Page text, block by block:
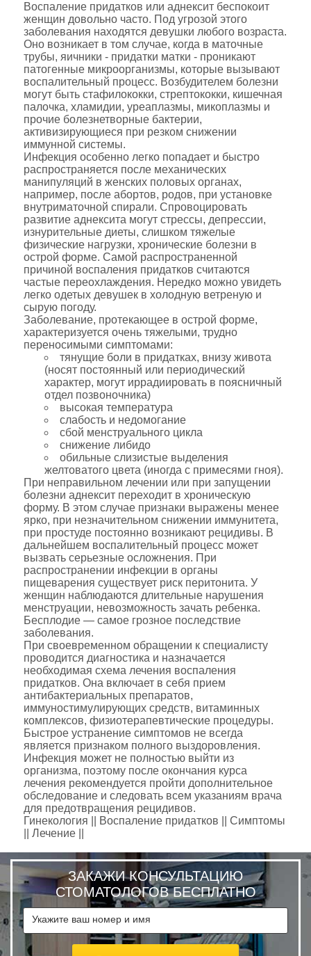
Воспаление придатков или аднексит беспокоит
женщин довольно часто. Под угрозой этого
заболевания находятся девушки любого возраста.
Оно возникает в том случае, когда в маточные
трубы, яичники - придатки матки - проникают
патогенные микроорганизмы, которые вызывают
воспалительный процесс. Возбудителем болезни
могут быть стафилококки, стрептококки, кишечная
палочка, хламидии, уреаплазмы, микоплазмы и
прочие болезнетворные бактерии,
активизирующиеся при резком снижении
иммунной системы.
Инфекция особенно легко попадает и быстро
распространяется после механических
манипуляций в женских половых органах,
например, после абортов, родов, при установке
внутриматочной спирали. Спровоцировать
развитие аднексита могут стрессы, депрессии,
изнурительные диеты, слишком тяжелые
физические нагрузки, хронические болезни в
острой форме. Самой распространенной
причиной воспаления придатков считаются
частые переохлаждения. Нередко можно увидеть
легко одетых девушек в холодную ветреную и
сырую погоду.
Заболевание, протекающее в острой форме,
характеризуется очень тяжелыми, трудно
переносимыми симптомами:
тянущие боли в придатках, внизу живота
(носят постоянный или периодический
характер, могут иррадиировать в поясничный
отдел позвоночника)
высокая температура
слабость и недомогание
сбой менструального цикла
снижение либидо
обильные слизистые выделения
желтоватого цвета (иногда с примесями гноя).
При неправильном лечении или при запущении
болезни аднексит переходит в хроническую
форму. В этом случае признаки выражены менее
ярко, при незначительном снижении иммунитета,
при простуде постоянно возникают рецидивы. В
дальнейшем воспалительный процесс может
вызвать серьезные осложнения. При
распространении инфекции в органы
пищеварения существует риск перитонита. У
женщин наблюдаются длительные нарушения
менструации, невозможность зачать ребенка.
Бесплодие — самое грозное последствие
заболевания.
При своевременном обращении к специалисту
проводится диагностика и назначается
необходимая схема лечения воспаления
придатков. Она включает в себя прием
антибактериальных препаратов,
иммуностимулирующих средств, витаминных
комплексов, физиотерапевтические процедуры.
Быстрое устранение симптомов не всегда
является признаком полного выздоровления.
Инфекция может не полностью выйти из
организма, поэтому после окончания курса
лечения рекомендуется пройти дополнительное
обследование и следовать всем указаниям врача
для предотвращения рецидивов.
Гинекология || Воспаление придатков || Симптомы
|| Лечение ||
ЗАКАЖИ КОНСУЛЬТАЦИЮ
СТОМАТОЛОГОВ БЕСПЛАТНО